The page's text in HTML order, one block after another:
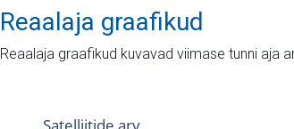
Reaalaja graafikud
Reaalaja graafikud kuvavad viimase tunni aja